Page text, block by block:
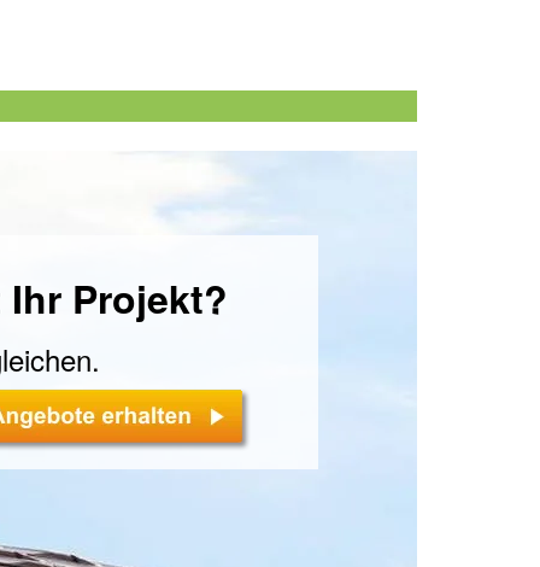
Projekt?